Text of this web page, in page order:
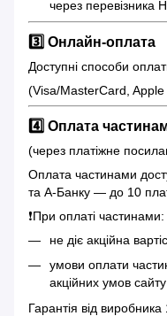
через перевізника
3️⃣ Онлайн-оплата
Доступні способи
(Visa/MasterCard,
4️⃣ Оплата
(через платіжне
Оплата частинами
та А-Банку — до 10
❗️При оплаті частинами:
не діє акційна
умови оплати
акційних умов сайту
Гарантія від виробника